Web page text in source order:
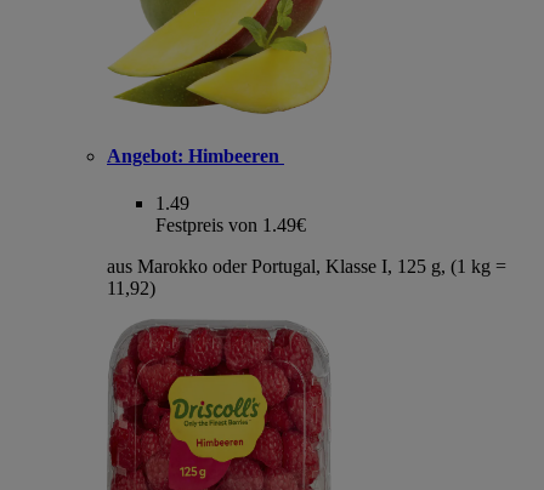
Angebot: Himbeeren
1.49
Festpreis von 1.49€
aus Marokko oder Portugal, Klasse I, 125 g, (1 kg =
11,92)